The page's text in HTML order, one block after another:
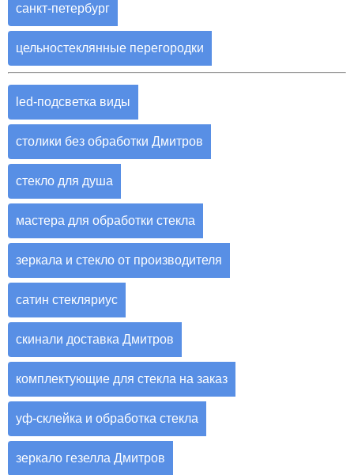
санкт-петербург
цельностеклянные перегородки
led-подсветка виды
столики без обработки Дмитров
стекло для душа
мастера для обработки стекла
зеркала и стекло от производителя
сатин стекляриус
скинали доставка Дмитров
комплектующие для стекла на заказ
уф-склейка и обработка стекла
зеркало гезелла Дмитров